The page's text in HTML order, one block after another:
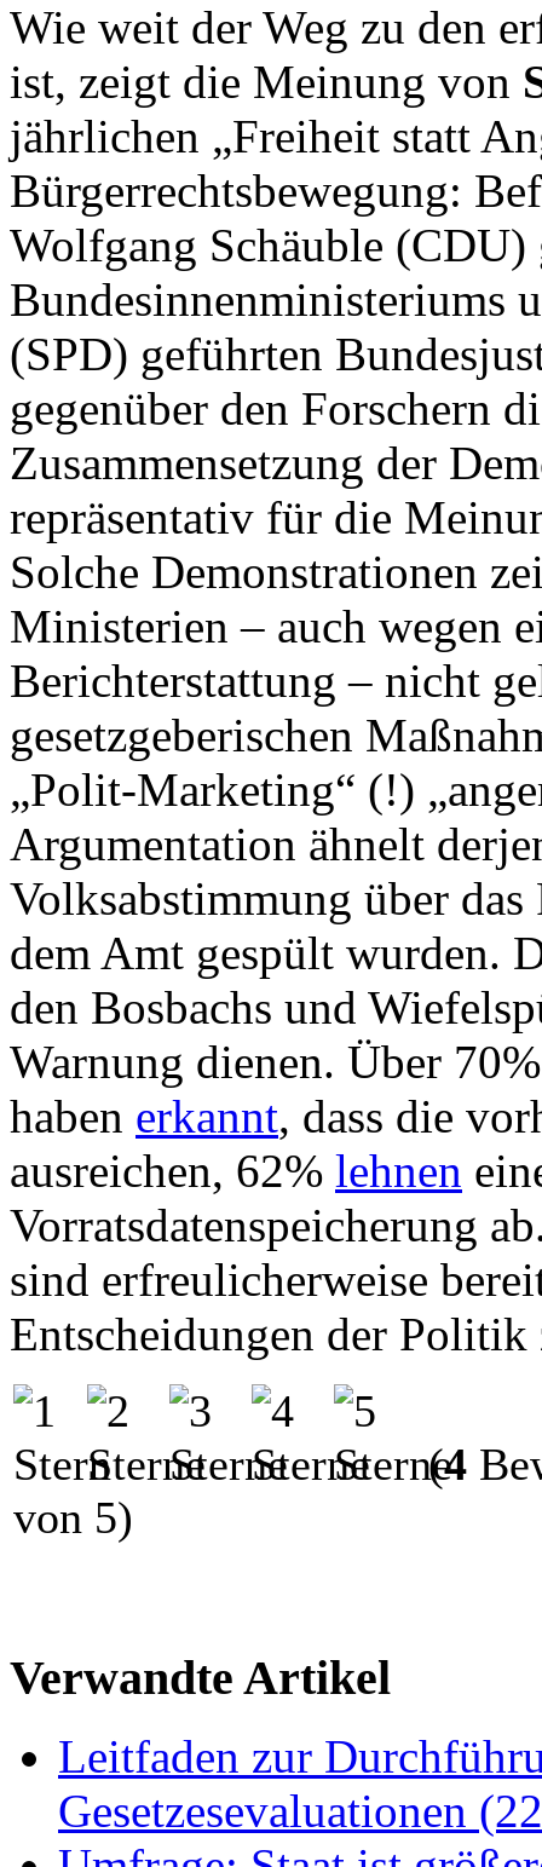
Wie weit der Weg zu den
ist, zeigt die Meinung von
jährlichen „Freiheit statt
Bürgerrechtsbewegung:
Wolfgang Schäuble (CDU)
Bundesinnenministeriums
(SPD) geführten
gegenüber den Forschern
Zusammensetzung der
repräsentativ für die
Solche Demonstrationen
Ministerien – auch wegen
Berichterstattung – nicht
gesetzgeberischen
„Polit-Marketing“ (!)
Argumentation ähnelt
Volksabstimmung über
dem Amt gespült wurden.
den Bosbachs und
Warnung dienen. Über
haben erkannt, dass die
ausreichen, 62% lehnen
Vorratsdatenspeicherung
sind erfreulicherweise
Entscheidungen der Politik
(4
von 5)
Verwandte Artikel
Leitfaden zur
Gesetzesevaluationen